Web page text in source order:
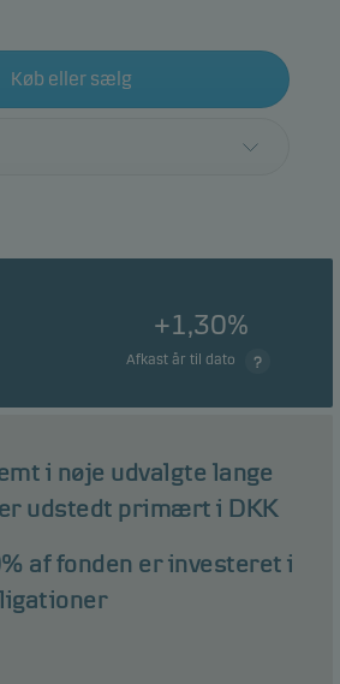
Køb eller sælg
+1,30%
Afkast år til dato
i nøje udvalgte lange
udstedt primært i DKK
af fonden er investeret i